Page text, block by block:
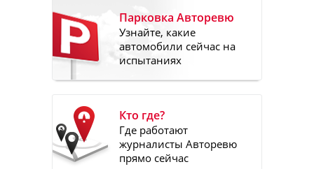
Парковка Авторевю
Узнайте, какие
автомобили сейчас на
испытаниях
Кто где?
Где работают
журналисты Авторевю
прямо сейчас